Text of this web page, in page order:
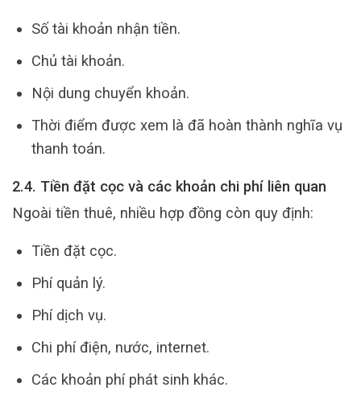
Số tài khoản nhận tiền.
Chủ tài khoản.
Nội dung chuyển khoản.
Thời điểm được xem là đã hoàn thành nghĩa vụ
thanh toán.
2.4. Tiền đặt cọc và các khoản chi phí liên quan
Ngoài tiền thuê, nhiều hợp đồng còn quy định:
Tiền đặt cọc.
Phí quản lý.
Phí dịch vụ.
Chi phí điện, nước, internet.
Các khoản phí phát sinh khác.